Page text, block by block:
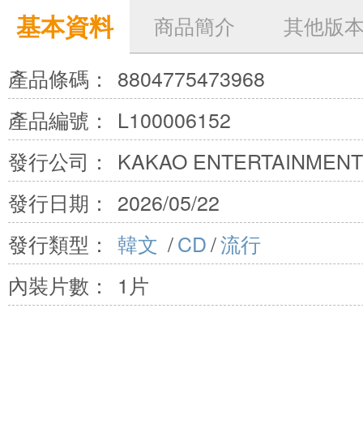
基本資料
商品簡介
其他版
產品條碼：
8804775473968
產品編號：
L100006152
發行公司：
KAKAO
發行日期：
2026/05/22
發行類型： 韓文 /CD/流行
內裝片數：
1片